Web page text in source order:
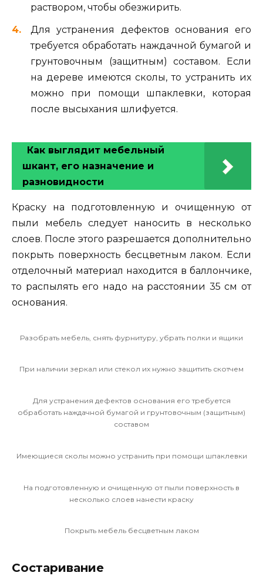
раствором, чтобы обезжирить.
Для устранения дефектов основания его
требуется обработать наждачной бумагой и
грунтовочным (защитным) составом. Если
на дереве имеются сколы, то устранить их
можно при помощи шпаклевки, которая
после высыхания шлифуется.
Как выглядит мебельный
шкант, его назначение и
разновидности
Краску на подготовленную и очищенную от
пыли мебель следует наносить в несколько
слоев. После этого разрешается дополнительно
покрыть поверхность бесцветным лаком. Если
отделочный материал находится в баллончике,
то распылять его надо на расстоянии 35 см от
основания.
Разобрать мебель, снять фурнитуру, убрать полки и ящики
При наличии зеркал или стекол их нужно защитить скотчем
Для устранения дефектов основания его требуется
обработать наждачной бумагой и грунтовочным (защитным)
составом
Имеющиеся сколы можно устранить при помощи шпаклевки
На подготовленную и очищенную от пыли поверхность в
несколько слоев нанести краску
Покрыть мебель бесцветным лаком
Состаривание